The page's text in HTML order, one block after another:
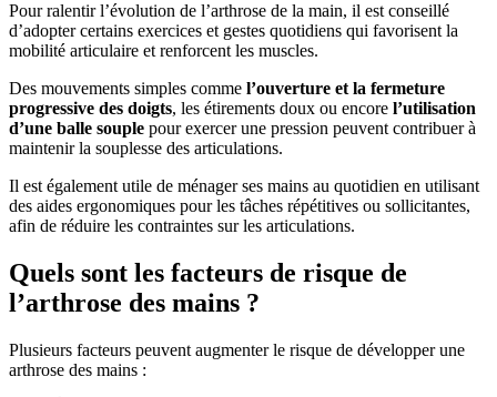
Pour ralentir l’évolution de l’arthrose de la main, il est conseillé
d’adopter certains exercices et gestes quotidiens qui favorisent la
mobilité articulaire et renforcent les muscles.
Des mouvements simples comme l’ouverture et la fermeture
progressive des doigts, les étirements doux ou encore l’utilisation
d’une balle souple pour exercer une pression peuvent contribuer à
maintenir la souplesse des articulations.
Il est également utile de ménager ses mains au quotidien en utilisant
des aides ergonomiques pour les tâches répétitives ou sollicitantes,
afin de réduire les contraintes sur les articulations.
Quels sont les facteurs de risque de
l’arthrose des mains ?
Plusieurs facteurs peuvent augmenter le risque de développer une
arthrose des mains :​